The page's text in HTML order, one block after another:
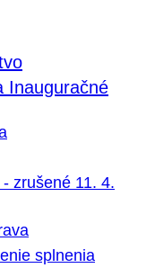
Inauguračné
zrušené 11. 4.
splnenia